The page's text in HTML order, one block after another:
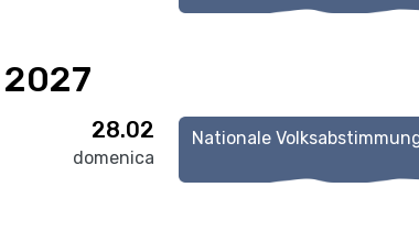
2027
28.02
domenica
Nationale